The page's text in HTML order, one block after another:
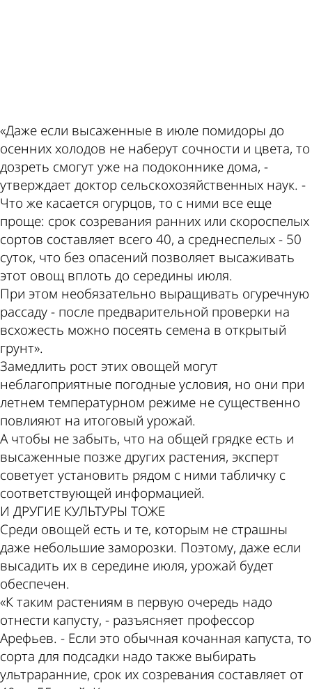
«Даже если высаженные в июле помидоры до
осенних холодов не наберут сочности и цвета, то
дозреть смогут уже на подоконнике дома, -
утверждает доктор сельскохозяйственных наук. -
Что же касается огурцов, то с ними все еще
проще: срок созревания ранних или скороспелых
сортов составляет всего 40, а среднеспелых - 50
суток, что без опасений позволяет высаживать
этот овощ вплоть до середины июля.
При этом необязательно выращивать огуречную
рассаду - после предварительной проверки на
всхожесть можно посеять семена в открытый
грунт».
Замедлить рост этих овощей могут
неблагоприятные погодные условия, но они при
летнем температурном режиме не существенно
повлияют на итоговый урожай.
А чтобы не забыть, что на общей грядке есть и
высаженные позже других растения, эксперт
советует установить рядом с ними табличку с
соответствующей информацией.
И ДРУГИЕ КУЛЬТУРЫ ТОЖЕ
Среди овощей есть и те, которым не страшны
даже небольшие заморозки. Поэтому, даже если
высадить их в середине июля, урожай будет
обеспечен.
«К таким растениям в первую очередь надо
отнести капусту, - разъясняет профессор
Арефьев. - Если это обычная кочанная капуста, то
сорта для подсадки надо также выбирать
ультраранние, срок их созревания составляет от